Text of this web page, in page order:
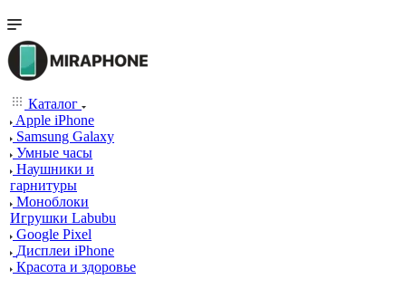
Каталог
Apple iPhone
Samsung Galaxy
Умные часы
Наушники и
гарнитуры
Моноблоки
Игрушки Labubu
Google Pixel
Дисплеи iPhone
Красота и здоровье